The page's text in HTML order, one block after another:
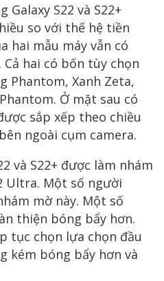
Galaxy S22 và S22+
so với thế hệ tiền
hai mẫu máy vẫn có
hai có bốn tùy chọn
Phantom, Xanh Zeta,
Ở mặt sau có
sắp xếp theo chiều
ngoài cụm camera.
và S22+ được làm nhám
Ultra. Một số người
mờ này. Một số
thiện bóng bẩy hơn.
tục chọn lựa chọn đầu
kém bóng bẩy hơn và